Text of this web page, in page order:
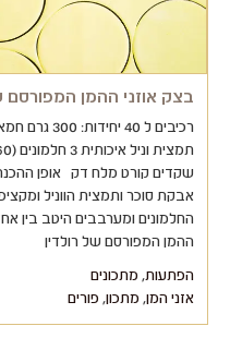
בצק אוזני ההמן המפורסם
שקדים קורט מלח דק אופן
אבקת סוכר ותמצית הווניל
החלמונים ומערבבים היטב בין
ההמן המפורסם של רולדין
הפתעות, מתכונים
אזני המן, מתכון, פורים